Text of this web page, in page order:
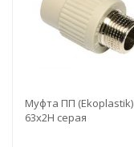
Муфта ПП (Ekoplastik)
63х2Н серая